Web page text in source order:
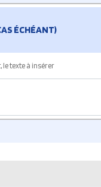
ÉCHÉANT)
texte à insérer